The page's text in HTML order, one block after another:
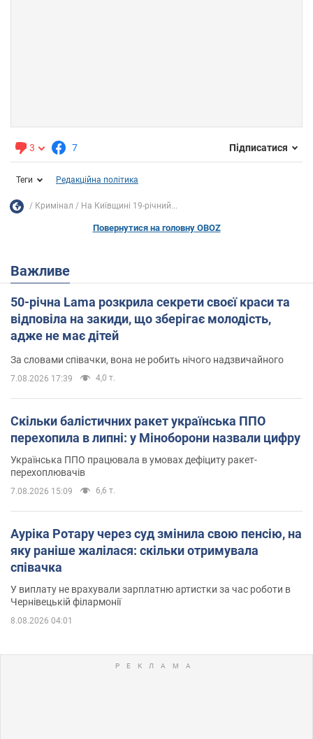
3 7 Підписатися
Теги Редакційна політика
Кримінал На Київщині 19-річний...
Повернутися на головну OBOZ
Важливе
50-річна Lama розкрила секрети своєї краси та
відповіла на закиди, що зберігає молодість,
адже не має дітей
За словами співачки, вона не робить нічого надзвичайного
7.08.2026 17:39 4,0 т.
Скільки балістичних ракет українська ППО
перехопила в липні: у Міноборони назвали цифру
Українська ППО працювала в умовах дефіциту ракет-
перехоплювачів
7.08.2026 15:09 6,6 т.
Ауріка Ротару через суд змінила свою пенсію, на
яку раніше жалілася: скільки отримувала
співачка
У виплату не врахували зарплатню артистки за час роботи в
Чернівецькій філармонії
8.08.2026 04:01